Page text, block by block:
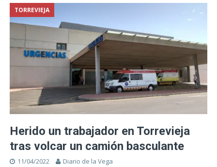
TORREVIEJA
Herido un trabajador en Torrevieja
tras volcar un camión basculante
11/04/2022 Diario de la Vega